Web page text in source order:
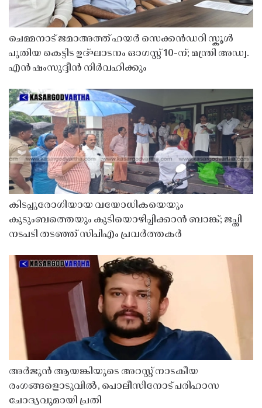
ചെമ്മനാട് ജമാഅത്ത് ഹയർ സെക്കൻഡറി സ്കൂൾ
പുതിയ കെട്ടിട ഉദ്ഘാടനം ഓഗസ്റ്റ് 10-ന്; മന്ത്രി അഡ്വ.
എൻ ഷംസുദ്ദീൻ നിർവഹിക്കും
കിടപ്പുരോഗിയായ വയോധികയെയും
കുടുംബത്തെയും കുടിയൊഴിപ്പിക്കാൻ ബാങ്ക്; ജപ്തി
നടപടി തടഞ്ഞ് സിപിഎം പ്രവർത്തകർ
അർജുൻ ആയങ്കിയുടെ അറസ്റ്റ് നാടകീയ
രംഗങ്ങളൊടുവിൽ, പൊലീസിനോട് പരിഹാസ
ചോദ്യവുമായി പ്രതി